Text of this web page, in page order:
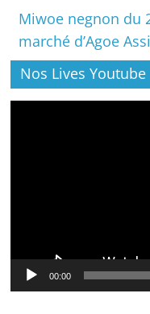
Miwoe negnon du
marché d’Agoe
Nos Lives Youtube
00:00